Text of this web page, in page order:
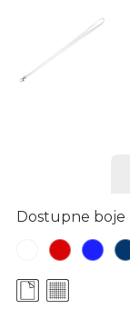
Dostupne boje